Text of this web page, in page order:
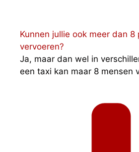
Kunnen jullie ook meer dan 8
vervoeren?
Ja, maar dan wel in
een taxi kan maar 8 mensen